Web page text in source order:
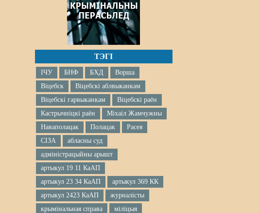
ТЭГІ
ІЧУ БНФ БХД
Ворша
Віцебск
Віцебскі аблвыканкам
Віцебскі гарвыканкам
Віцебскі раён
Кастрычніцкі раён
Міхаіл Жамчужны
Наваполацак
Полацак
Расея
СІЗА
абласны суд
адміністрацыйны арышт
артыкул 19 11 КаАП
артыкул 23 34 КаАП
артыкул 369 КК
артыкул 2423 КаАП
журналісты
крымінальная справа
міліцыя